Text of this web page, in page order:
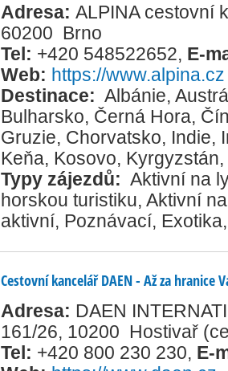
Adresa: ALPINA cestovní
60200 Brno
Tel: +420 548522652, E-
Web: https://www.alpina.cz
Destinace: Albánie,
Bulharsko, Černá Hora,
Gruzie, Chorvatsko, Indie,
Keňa, Kosovo, Kyrgyzstán,
Typy zájezdů: Aktivní na
horskou turistiku, Aktivní
aktivní, Poznávací, Exotika
Cestovní kancelář DAEN - Až za hranice
Adresa: DAEN
161/26, 10200 Hostivař
Tel: +420 800 230 230, E-